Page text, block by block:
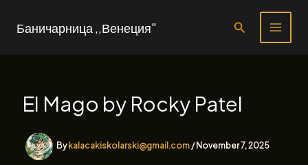
Баничарница ,,Венеция" Search
El Mago by Rocky Patel
By kalacakiskolarski@gmail.com/ November 7, 2025